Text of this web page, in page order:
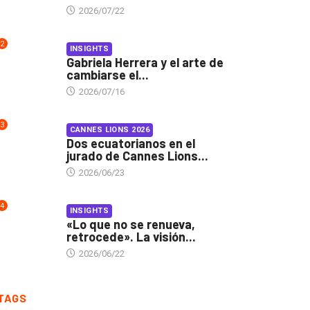
2026/07/22
2 INSIGHTS
Gabriela Herrera y el arte de
cambiarse el...
2026/07/16
3 CANNES LIONS 2026
Dos ecuatorianos en el
jurado de Cannes Lions...
2026/06/23
4 INSIGHTS
«Lo que no se renueva,
retrocede». La visión...
2026/06/22